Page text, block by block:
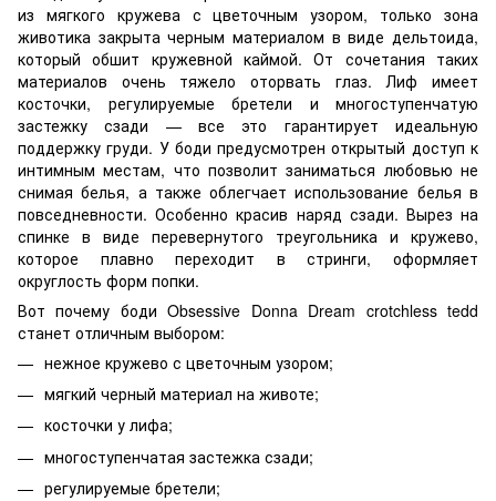
из мягкого кружева с цветочным узором, только зона
животика закрыта черным материалом в виде дельтоида,
который обшит кружевной каймой. От сочетания таких
материалов очень тяжело оторвать глаз. Лиф имеет
косточки, регулируемые бретели и многоступенчатую
застежку сзади — все это гарантирует идеальную
поддержку груди. У боди предусмотрен открытый доступ к
интимным местам, что позволит заниматься любовью не
снимая белья, а также облегчает использование белья в
повседневности. Особенно красив наряд сзади. Вырез на
спинке в виде перевернутого треугольника и кружево,
которое плавно переходит в стринги, оформляет
округлость форм попки.
Вот почему боди Obsessive Donna Dream crotchless tedd
станет отличным выбором:
нежное кружево с цветочным узором;
мягкий черный материал на животе;
косточки у лифа;
многоступенчатая застежка сзади;
регулируемые бретели;